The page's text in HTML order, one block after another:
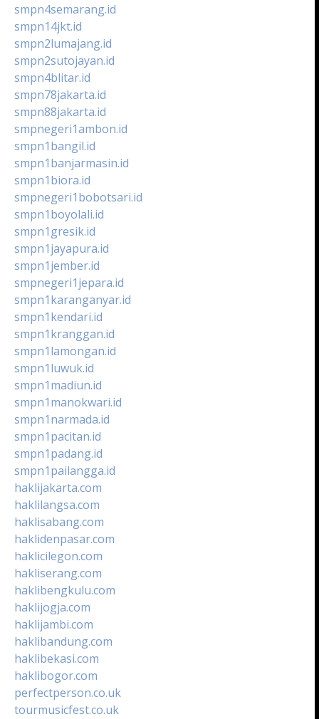
smpn4semarang.id
smpn14jkt.id
smpn2lumajang.id
smpn2sutojayan.id
smpn4blitar.id
smpn78jakarta.id
smpn88jakarta.id
smpnegeri1ambon.id
smpn1bangil.id
smpn1banjarmasin.id
smpn1biora.id
smpnegeri1bobotsari.id
smpn1boyolali.id
smpn1gresik.id
smpn1jayapura.id
smpn1jember.id
smpnegeri1jepara.id
smpn1karanganyar.id
smpn1kendari.id
smpn1kranggan.id
smpn1lamongan.id
smpn1luwuk.id
smpn1madiun.id
smpn1manokwari.id
smpn1narmada.id
smpn1pacitan.id
smpn1padang.id
smpn1pailangga.id
haklijakarta.com
haklilangsa.com
haklisabang.com
haklidenpasar.com
haklicilegon.com
hakliserang.com
haklibengkulu.com
haklijogja.com
haklijambi.com
haklibandung.com
haklibekasi.com
haklibogor.com
perfectperson.co.uk
tourmusicfest.co.uk